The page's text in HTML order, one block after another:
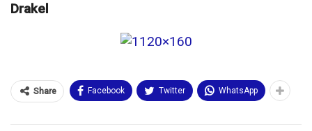
Drakel
Share Facebook Twitter WhatsApp